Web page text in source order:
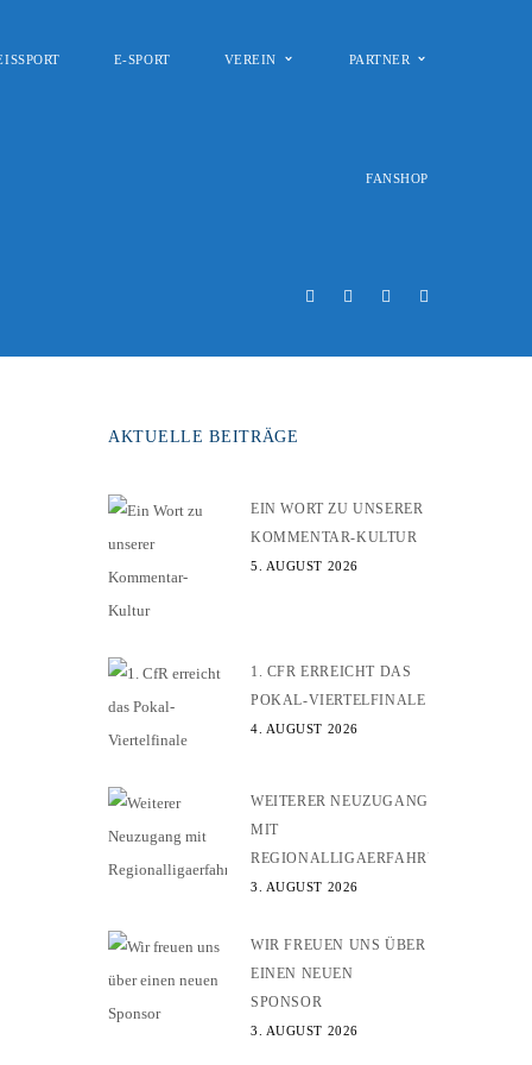
E-SPORT VEREIN PARTNER
FANSHOP
AKTUELLE BEITRÄGE
EIN WORT ZU UNSERER
KOMMENTAR-KULTUR
5. AUGUST 2026
1. CFR ERREICHT DAS
POKAL-VIERTELFINALE
4. AUGUST 2026
WEITERER NEUZUGANG
MIT
REGIONALLIGAERFAHRUNG
3. AUGUST 2026
WIR FREUEN UNS ÜBER
EINEN NEUEN
SPONSOR
3. AUGUST 2026